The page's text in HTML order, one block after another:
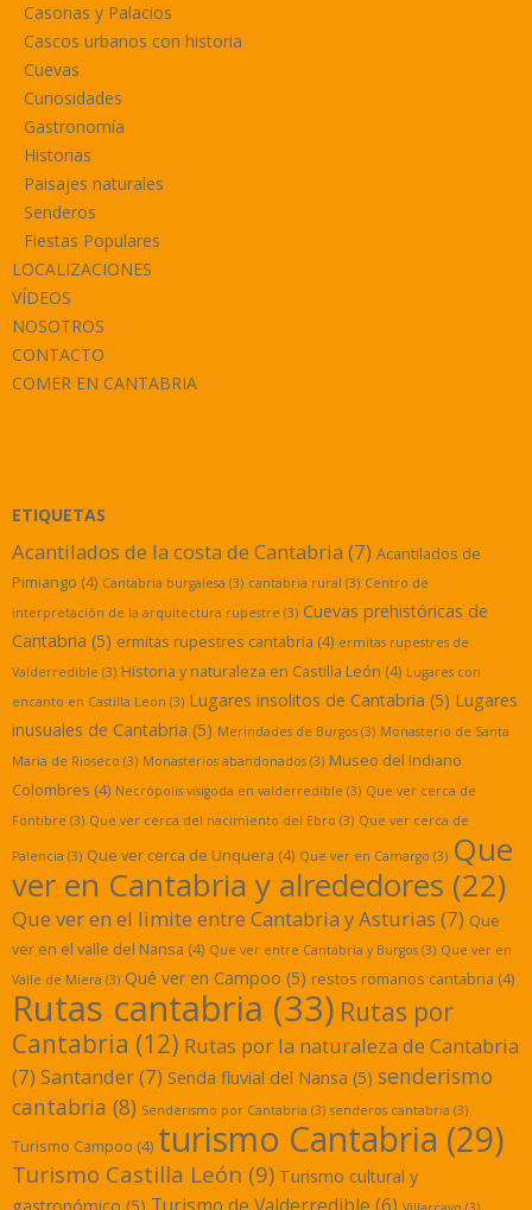
Casonas y Palacios
Cascos urbanos con historia
Cuevas
Curiosidades
Gastronomía
Historias
Paisajes naturales
Senderos
Fiestas Populares
LOCALIZACIONES
VÍDEOS
NOSOTROS
CONTACTO
COMER EN CANTABRIA
ETIQUETAS
Acantilados de la costa de Cantabria (7) Acantilados de
Pimiango (4) Cantabria burgalesa (3) cantabria rural (3) Centro de
interpretación de la arquitectura rupestre (3) Cuevas prehistóricas de
Cantabria (5) ermitas rupestres cantabria (4) ermitas rupestres de
Valderredible (3) Historia y naturaleza en Castilla León (4) Lugares con
encanto en Castilla Leon (3) Lugares insolitos de Cantabria (5) Lugares
inusuales de Cantabria (5) Merindades de Burgos (3) Monasterio de Santa
Maria de Rioseco (3) Monasterios abandonados (3) Museo del Indiano
Colombres (4) Necrópolis visigoda en valderredible (3) Que ver cerca de
Fontibre (3) Que ver cerca del nacimiento del Ebro (3) Que ver cerca de
Palencia (3) Que ver cerca de Unquera (4) Que ver en Camargo (3) Que
ver en Cantabria y alrededores (22)
Que ver en el limite entre Cantabria y Asturias (7) Que
ver en el valle del Nansa (4) Que ver entre Cantabria y Burgos (3) Que ver en
Valle de Miera (3) Qué ver en Campoo (5) restos romanos cantabria (4)
Rutas cantabria (33) Rutas por
Cantabria (12) Rutas por la naturaleza de Cantabria
(7) Santander(7) Senda fluvial del Nansa (5) senderismo
cantabria (8) Senderismo por Cantabria (3) senderos cantabria (3)
Turismo Campoo (4) turismo Cantabria (29)
Turismo Castilla León (9) Turismo cultural y